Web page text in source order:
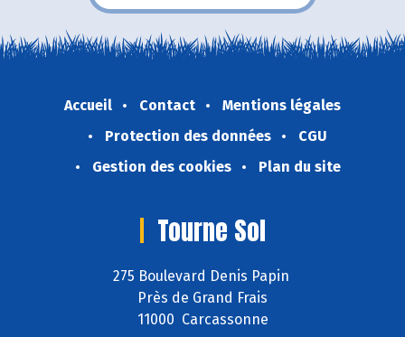
Accueil Contact
Mentions légales
Protection des données
CGU
Gestion des cookies
Plan du site
Tourne Sol
275 Boulevard Denis Papin
Près de Grand Frais
11000 Carcassonne